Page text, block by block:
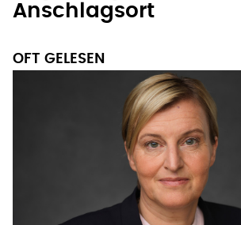
Anschlagsort
OFT GELESEN